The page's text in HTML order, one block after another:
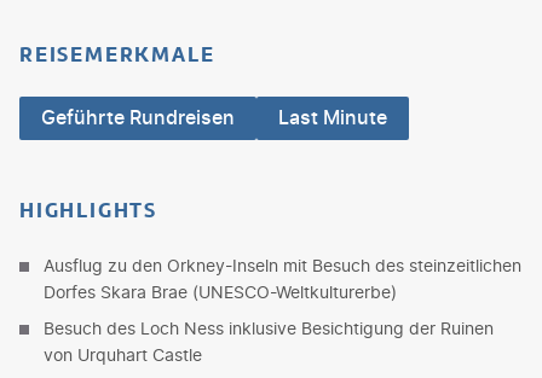
REISEMERKMALE
Geführte Rundreisen Last Minute
HIGHLIGHTS
Ausflug zu den Orkney-Inseln mit Besuch des steinzeitlichen
Dorfes Skara Brae (UNESCO-Weltkulturerbe)
Besuch des Loch Ness inklusive Besichtigung der Ruinen
von Urquhart Castle